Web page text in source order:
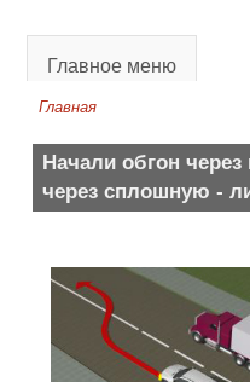
Главное меню
Главная
Начали обгон
через сплошную -